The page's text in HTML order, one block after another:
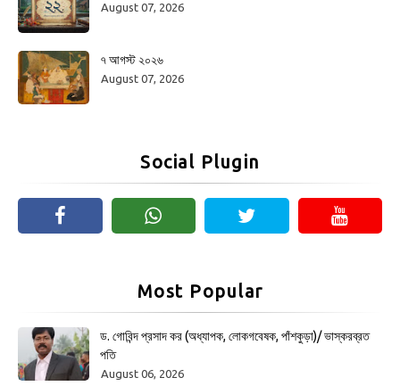
August 07, 2026
৭ আগস্ট ২০২৬
August 07, 2026
Social Plugin
Most Popular
ড. গোবিন্দ প্রসাদ কর (অধ্যাপক, লোকগবেষক, পাঁশকুড়া)/ ভাস্করব্রত
পতি
August 06, 2026